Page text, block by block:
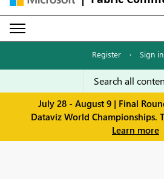
Register · Sign in
July 28 - August 9 | Final
Dataviz World Championships.
Learn more